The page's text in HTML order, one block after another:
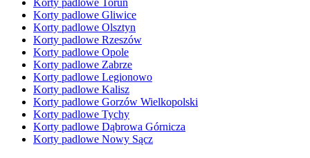
Korty padlowe Toruń
Korty padlowe Gliwice
Korty padlowe Olsztyn
Korty padlowe Rzeszów
Korty padlowe Opole
Korty padlowe Zabrze
Korty padlowe Legionowo
Korty padlowe Kalisz
Korty padlowe Gorzów Wielkopolski
Korty padlowe Tychy
Korty padlowe Dąbrowa Górnicza
Korty padlowe Nowy Sącz